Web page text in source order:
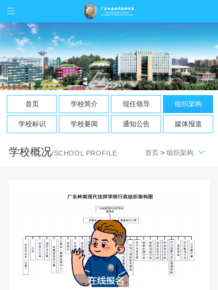
首页 学校简介 现任领导 组织架构
学校标识 学校要闻 通知公告 媒体报道
学校概况/SCHOOL PROFILE 首页 >组织架构